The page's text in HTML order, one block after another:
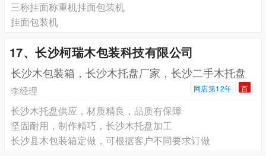
三称挂面称重机挂面包装机
挂面包装机
17、长沙柯瑞木包装科技有限公司
长沙木包装箱，长沙木托盘厂家，长沙二手木托盘
李经理 网店第12年 百
长沙木托盘供应，材质精良，品质有保障
坚固耐用，制作精巧，长沙木托盘加工
长沙县木包装箱定做，可根据客户不同要求订做